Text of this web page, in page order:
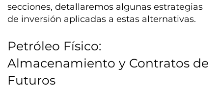
secciones, detallaremos algunas estrategias
de inversión aplicadas a estas alternativas.
Petróleo Físico:
Almacenamiento y Contratos de
Futuros